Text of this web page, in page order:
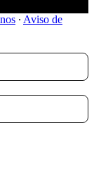
∙ Aviso de